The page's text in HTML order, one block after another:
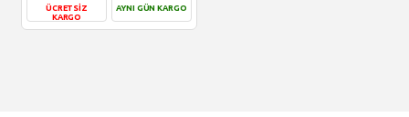
ÜCRETSİZ
KARGO
AYNI GÜN KARGO